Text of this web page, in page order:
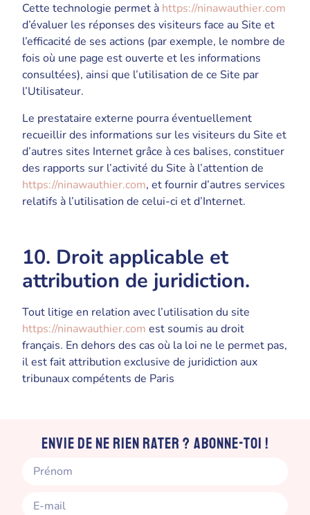
Cette technologie permet à https://ninawauthier.com
d’évaluer les réponses des visiteurs face au Site et
l’efficacité de ses actions (par exemple, le nombre de
fois où une page est ouverte et les informations
consultées), ainsi que l’utilisation de ce Site par
l’Utilisateur.
Le prestataire externe pourra éventuellement
recueillir des informations sur les visiteurs du Site et
d’autres sites Internet grâce à ces balises, constituer
des rapports sur l’activité du Site à l’attention de
https://ninawauthier.com, et fournir d’autres services
relatifs à l’utilisation de celui-ci et d’Internet.
10. Droit applicable et
attribution de juridiction.
Tout litige en relation avec l’utilisation du site
https://ninawauthier.com est soumis au droit
français. En dehors des cas où la loi ne le permet pas,
il est fait attribution exclusive de juridiction aux
tribunaux compétents de Paris
Envie de ne rien rater ? Abonne-toi !